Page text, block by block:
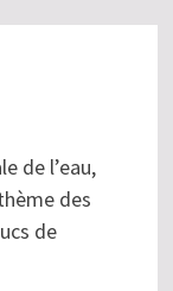
de l’eau,
des
de